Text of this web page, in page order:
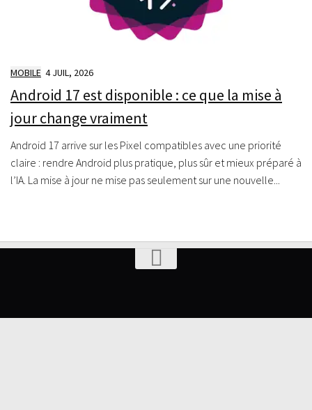
MOBILE 4 JUIL, 2026
Android 17 est disponible : ce que la mise à
jour change vraiment
Android 17 arrive sur les Pixel compatibles avec une priorité
claire : rendre Android plus pratique, plus sûr et mieux préparé à
l’IA. La mise à jour ne mise pas seulement sur une nouvelle...